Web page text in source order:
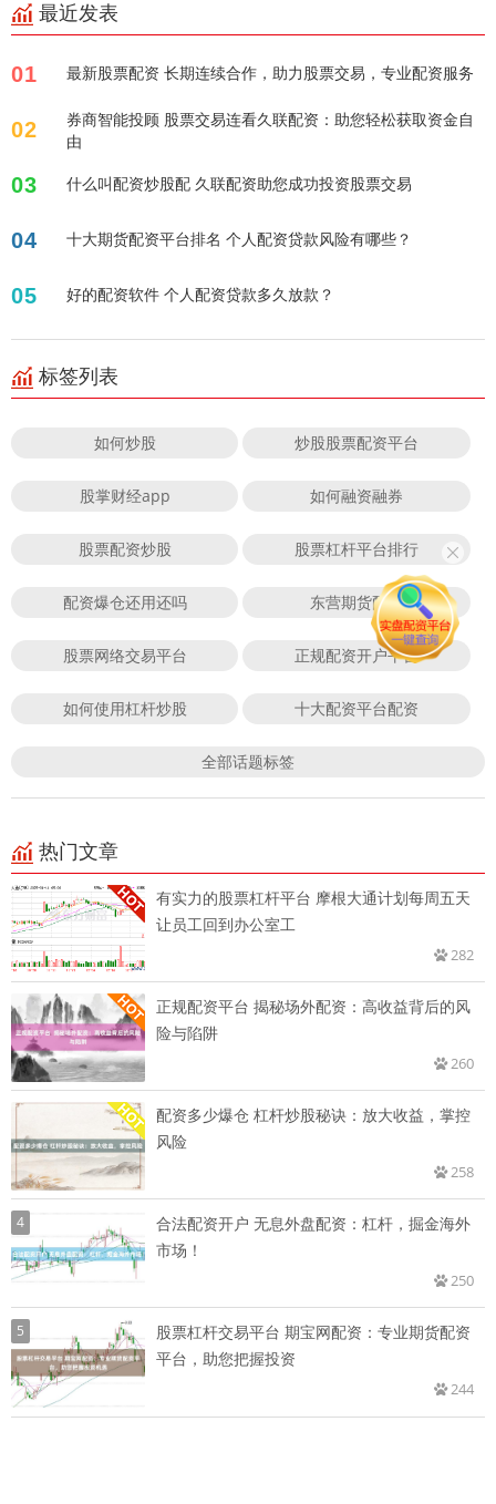
最近发表
01 最新股票配资 长期连续合作，助力股票交易，专业配资服务
02
券商智能投顾 股票交易连看久联配资：助您轻松获取资金自
由
03 什么叫配资炒股配 久联配资助您成功投资股票交易
04 十大期货配资平台排名 个人配资贷款风险有哪些？
05 好的配资软件 个人配资贷款多久放款？
标签列表
如何炒股 炒股股票配资平台
股掌财经app 如何融资融券
股票配资炒股 股票杠杆平台排行
配资爆仓还用还吗 东营期货配资
股票网络交易平台 正规配资开户平台
如何使用杠杆炒股 十大配资平台配资
全部话题标签
热门文章
有实力的股票杠杆平台 摩根大通计划每周五天
让员工回到办公室工
282
正规配资平台 揭秘场外配资：高收益背后的风
险与陷阱
260
配资多少爆仓 杠杆炒股秘诀：放大收益，掌控
风险
258
4
合法配资开户 无息外盘配资：杠杆，掘金海外
市场！
250
5
股票杠杆交易平台 期宝网配资：专业期货配资
平台，助您把握投资
244